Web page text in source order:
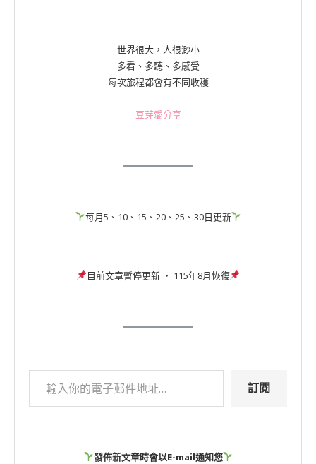
世界很大，人很渺小
多看、多聽、多感受
每次旅程都會有不同收穫
豆芽愛分享
每月5、10、15、20、25、30日更新
目前文章暫停更新 ‧ 115年8月恢復
訂閱
發佈新文章時會以E-mail通知您